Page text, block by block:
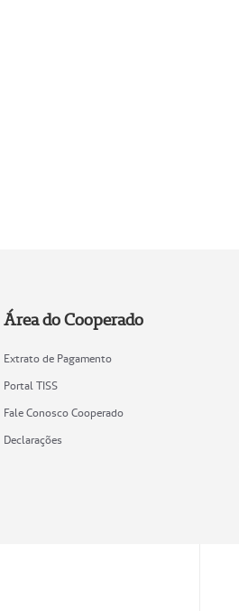
Área do Cooperado
Extrato de Pagamento
Portal TISS
Fale Conosco Cooperado
Declarações